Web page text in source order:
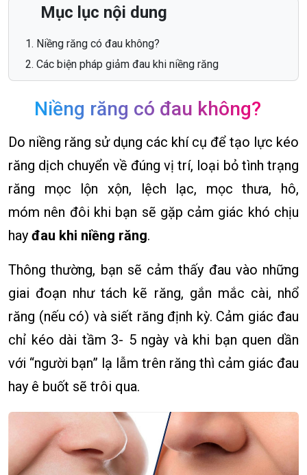
Mục lục nội dung
Niềng răng có đau không?
Các biện pháp giảm đau khi niềng răng
Niềng răng có đau không?
Do niềng răng sử dụng các khí cụ để tạo lực kéo
răng dịch chuyển về đúng vị trí, loại bỏ tình trạng
răng mọc lộn xộn, lệch lạc, mọc thưa, hô,
móm nên đôi khi bạn sẽ gặp cảm giác khó chịu
hay đau khi niềng răng.
Thông thường, bạn sẽ cảm thấy đau vào những
giai đoạn như tách kẽ răng, gắn mắc cài, nhổ
răng (nếu có) và siết răng định kỳ. Cảm giác đau
chỉ kéo dài tầm 3- 5 ngày và khi bạn quen dần
với “người bạn” lạ lẫm trên răng thì cảm giác đau
hay ê buốt sẽ trôi qua.